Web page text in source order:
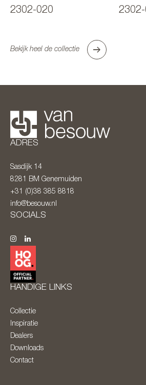
2302-020
Bekijk heel de collectie
ADRES
Sasdijk 14
8281 BM Genemuiden
+31 (0)38 385 8818
info@besouw.nl
SOCIALS
HANDIGE LINKS
Collectie
Inspiratie
Dealers
Downloads
Contact